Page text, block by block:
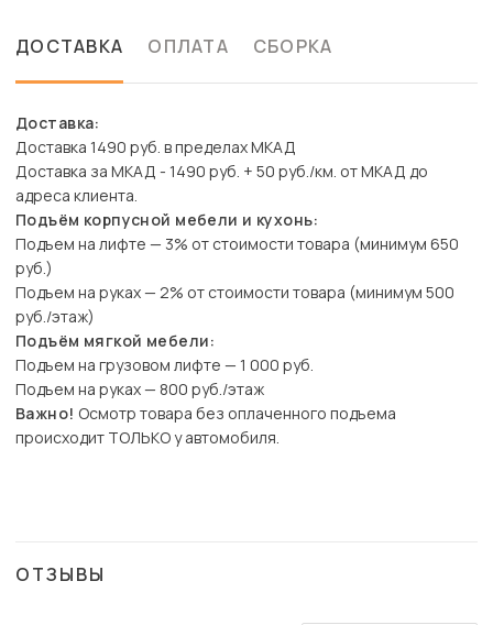
ДОСТАВКА ОПЛАТА СБОРКА
Доставка:
Доставка 1490 руб. в пределах МКАД
Доставка за МКАД - 1490 руб. + 50 руб./км. от МКАД до
адреса клиента.
Подъём корпусной мебели и кухонь:
Подъем на лифте — 3% от стоимости товара (минимум 650
руб.)
Подъем на руках — 2% от стоимости товара (минимум 500
руб./этаж)
Подъём мягкой мебели:
Подъем на грузовом лифте — 1 000 руб.
Подъем на руках — 800 руб./этаж
Важно! Осмотр товара без оплаченного подъема
происходит ТОЛЬКО у автомобиля.
ОТЗЫВЫ